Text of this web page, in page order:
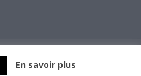
En savoir plus